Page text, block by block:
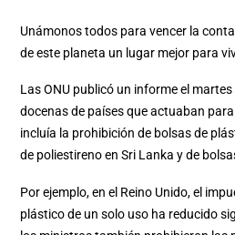
Unámonos todos para vencer la
de este planeta un lugar mejor para
Las ONU publicó un informe el
docenas de países que actuaban
incluía la prohibición de bolsas de
de poliestireno en Sri Lanka y de
Por ejemplo, en el Reino Unido, el
plástico de un solo uso ha reducido